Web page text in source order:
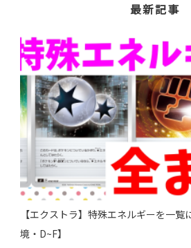
最新記事
【エクストラ】特殊エネルギーを一覧
境・D~F】